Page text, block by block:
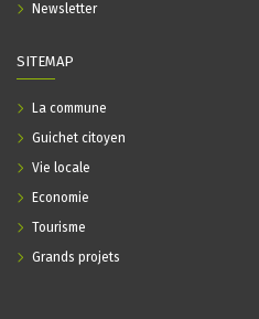
SITEMAP
La commune
Guichet citoyen
Vie locale
Economie
Tourisme
Grands projets
Newsletter